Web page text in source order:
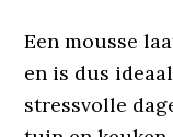
Een mousse
en is dus
stressvolle